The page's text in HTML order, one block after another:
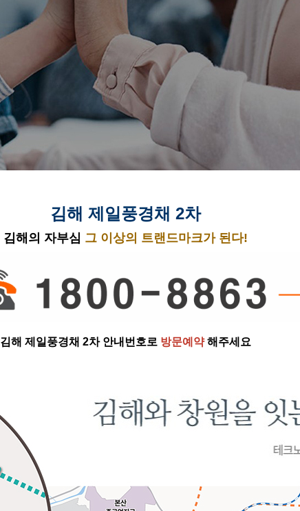
김해 제일풍경채 2차
김해의 자부심 그 이상의 트랜드마크가 된다!
김해 제일풍경채 2차 안내번호로 방문예약해주세요